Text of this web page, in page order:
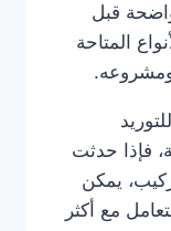
قبل
المتاحة
ومشروعه.
فإذا حدثت
يمكن
مع أكثر